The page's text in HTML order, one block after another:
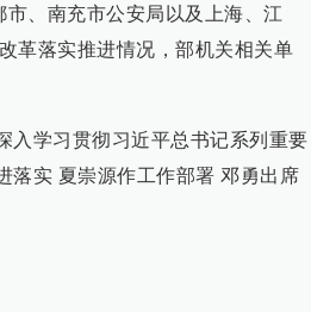
、南充市公安局以及上海、江
革落实推进情况，部机关相关单
入学习贯彻习近平总书记系列重要
落实 夏崇源作工作部署 邓勇出席